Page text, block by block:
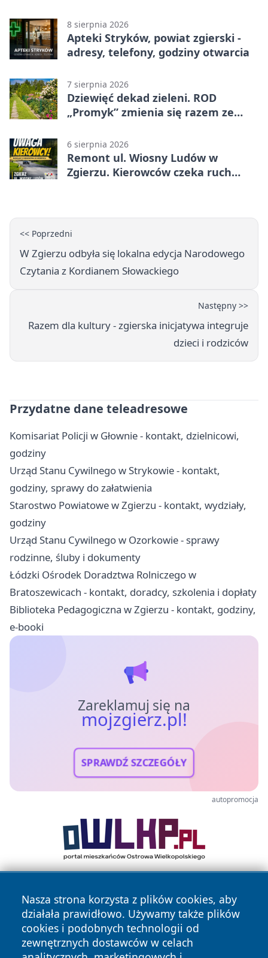
8 sierpnia 2026
Apteki Stryków, powiat zgierski -
adresy, telefony, godziny otwarcia
7 sierpnia 2026
Dziewięć dekad zieleni. ROD
„Promyk” zmienia się razem ze
6 sierpnia 2026
Remont ul. Wiosny Ludów w
Zgierzu. Kierowców czeka ruch
<< Poprzedni
W Zgierzu odbyła się lokalna edycja Narodowego
Czytania z Kordianem Słowackiego
Następny >>
Razem dla kultury - zgierska inicjatywa integruje
dzieci i rodziców
Przydatne dane teleadresowe
Komisariat Policji w Głownie - kontakt, dzielnicowi,
godziny
Urząd Stanu Cywilnego w Strykowie - kontakt,
godziny, sprawy do załatwienia
Starostwo Powiatowe w Zgierzu - kontakt, wydziały,
godziny
Urząd Stanu Cywilnego w Ozorkowie - sprawy
rodzinne, śluby i dokumenty
Łódzki Ośrodek Doradztwa Rolniczego w
Bratoszewicach - kontakt, doradcy, szkolenia i dopłaty
Biblioteka Pedagogiczna w Zgierzu - kontakt, godziny,
e-booki
Zareklamuj się na
mojzgierz.pl!
SPRAWDŹ SZCZEGÓŁY
autopromocja
Nasza strona korzysta z plików cookies, aby
działała prawidłowo. Używamy także plików
cookies i podobnych technologii od
zewnętrznych dostawców w celach